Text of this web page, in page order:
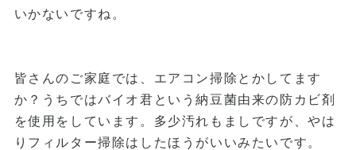
いかないですね。
皆さんのご家庭では、エアコン掃除とかしてます
か？うちではバイオ君という納豆菌由来の防カビ剤
を使用をしています。多少汚れもましですが、やは
りフィルター掃除はしたほうがいいみたいです。